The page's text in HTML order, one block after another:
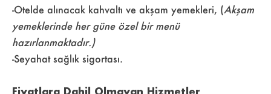
-Otelde alınacak kahvaltı ve akşam yemekleri, (Akşam
yemeklerinde her güne özel bir menü
hazırlanmaktadır.)
-Seyahat sağlık sigortası.
Fiyatlara Dahil Olmayan Hizmetler